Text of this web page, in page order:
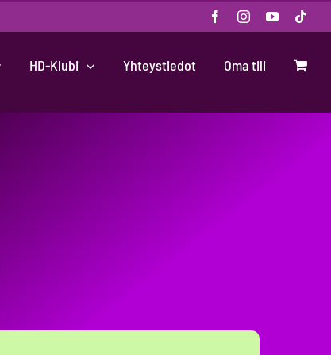
FacebookInstagramYouTube
HD-Klubi Yhteystiedot Oma tili